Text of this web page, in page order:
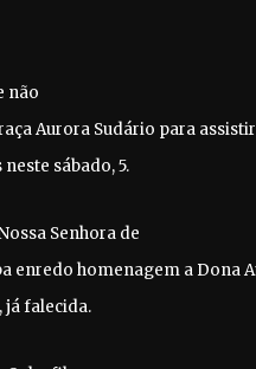
não
Aurora Sudário para
sábado, 5.
Senhora de
enredo homenagem a Dona
já falecida.